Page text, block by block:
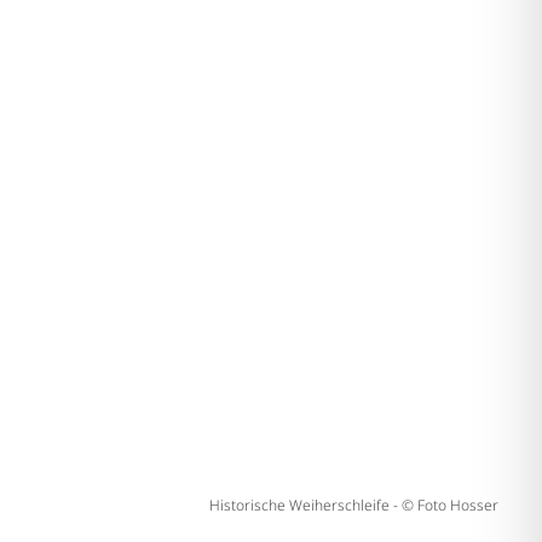
Historische Weiherschleife - © Foto Hosser